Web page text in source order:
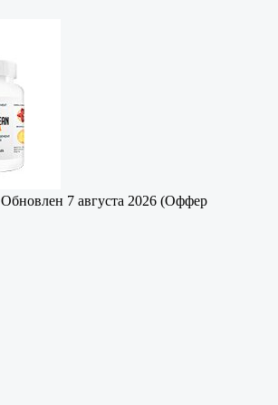
Обновлен 7 августа 2026 (Оффер